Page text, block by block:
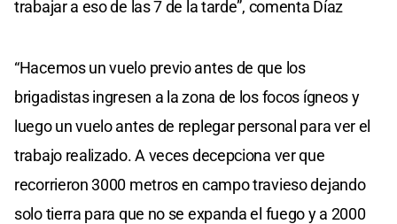
trabajar a eso de las 7 de la tarde”, comenta Díaz
“Hacemos un vuelo previo antes de que los
brigadistas ingresen a la zona de los focos ígneos y
luego un vuelo antes de replegar personal para ver el
trabajo realizado. A veces decepciona ver que
recorrieron 3000 metros en campo travieso dejando
solo tierra para que no se expanda el fuego y a 2000